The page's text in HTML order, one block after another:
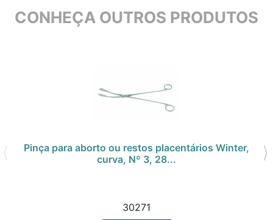
CONHEÇA OUTROS PRODUTOS
Pinça para aborto ou restos placentários Winter,
curva, Nº 3, 28...
30271